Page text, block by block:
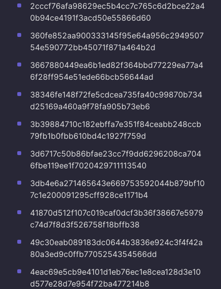
2cccf76afa98629ec5b4cc7c765c6d2bce22a4
0b94ce4191f3acd50e55866d60
360fe852aa900333145f95e64a956c2949507
54e590772bb45071f871a464b2d
3667880449ea6b1ed82f364bbd77229ea77a4
6f28ff954e51ede66bcb56644ad
38346fe148f72fe5cdcea735fa40c99870b734
d25169a460a9f78fa905b73eb6
3b39884710c182ebffa7e351f84ceabb248ccb
79fb1b0fbb610bd4c1927f759d
3d6717c50b86bfae23cc7f9dd6296208ca704
6fbe119ee1f7020429711113540
3db4e6a271465643e669753592044b879bf10
7c1e200091295cff928ce1171b4
41870d512f107c019caf0dcf3b36f38667e5979
c74d7f8d3f526758f18bffb38
49c30eab089183dc0644b3836e924c3f4f42a
80a3ed9c0ffb7705254354566dd
4eac69e5cb9e4101d1eb76ec1e8cea128d3e10
d577e28d7e954f72ba477214b8